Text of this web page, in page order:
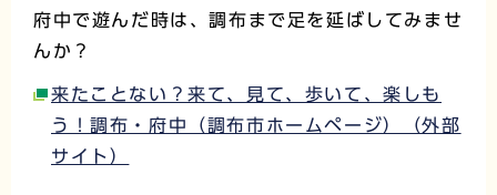
府中で遊んだ時は、調布まで足を延ばしてみませ
んか？
来たことない？来て、見て、歩いて、楽しも
う！調布・府中（調布市ホームページ）（外部
サイト）